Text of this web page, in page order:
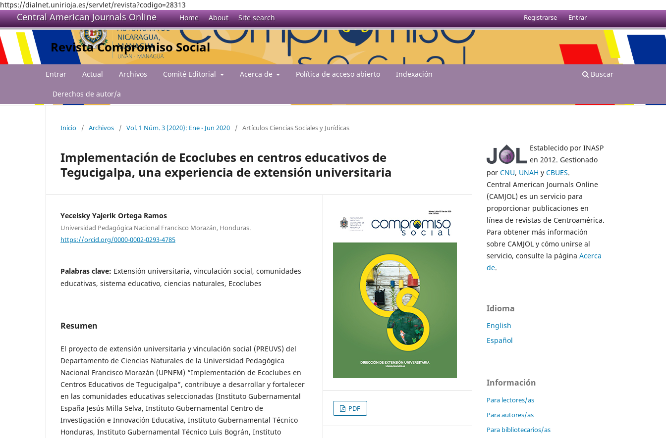
https://dialnet.unirioja.es/servlet/revista?codigo=28313
Central American Journals Online Home About Site search
Revista Compromiso Social
Entrar Actual Archivos Comité Editorial Acerca de Política de acceso abierto Indexación
Derechos de autor/a
Buscar
Registrarse Entrar
Inicio / Archivos / Vol. 1 Núm. 3 (2020): Ene - Jun 2020 / Artículos Ciencias Sociales y Jurídicas
Implementación de Ecoclubes en centros educativos de
Tegucigalpa, una experiencia de extensión universitaria
Yeceisky Yajerik Ortega Ramos
Universidad Pedagógica Nacional Francisco Morazán, Honduras.
https://orcid.org/0000-0002-0293-4785
Palabras clave: Extensión universitaria, vinculación social, comunidades
educativas, sistema educativo, ciencias naturales, Ecoclubes
Resumen
El proyecto de extensión universitaria y vinculación social (PREUVS) del
Departamento de Ciencias Naturales de la Universidad Pedagógica
Nacional Francisco Morazán (UPNFM) “Implementación de Ecoclubes en
Centros Educativos de Tegucigalpa”, contribuye a desarrollar y fortalecer
en las comunidades educativas seleccionadas (Instituto Gubernamental
España Jesús Milla Selva, Instituto Gubernamental Centro de
Investigación e Innovación Educativa, Instituto Gubernamental Técnico
Honduras, Instituto Gubernamental Técnico Luis Bográn, Instituto
PDF
Establecido por INASP
en 2012. Gestionado
por CNU, UNAH y CBUES.
Central American Journals Online
(CAMJOL) es un servicio para
proporcionar publicaciones en
línea de revistas de Centroamérica.
Para obtener más información
sobre CAMJOL y cómo unirse al
servicio, consulte la página Acerca
de.
Idioma
English
Español
Información
Para lectores/as
Para autores/as
Para bibliotecarios/as